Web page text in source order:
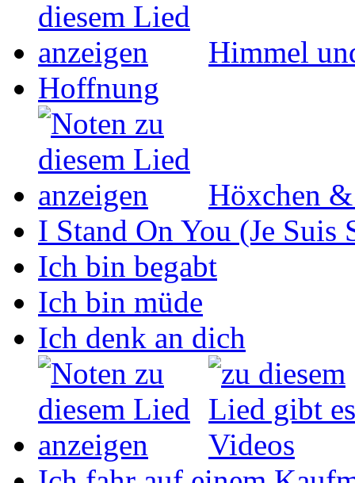
Himmel
Hoffnung
Höxchen
I Stand On You (Je Suis
Ich bin begabt
Ich bin müde
Ich denk an dich